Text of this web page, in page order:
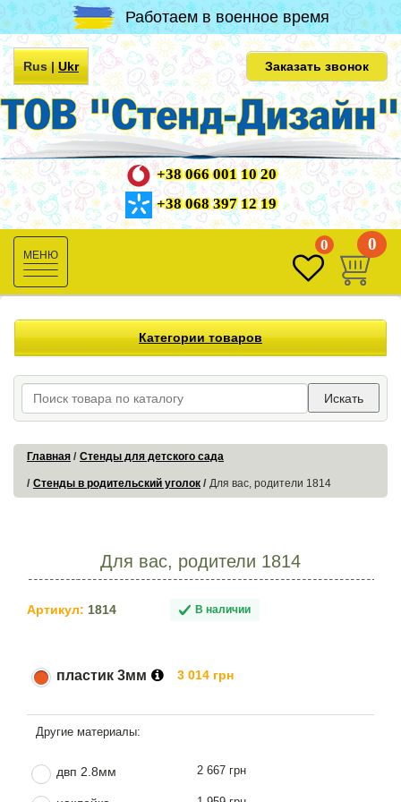
Работаем в военное время
Rus|Ukr Заказать звонок
+38 066 001 10 20
+38 068 397 12 19
Toggle
navigation
0 0
Категории товаров
Искать
Главная Стенды для детского сада
Стенды в родительский уголок Для вас, родители 1814
Для вас, родители 1814
Артикул: 1814 В наличии
пластик 3мм 3 014 грн
двп 2.8мм 2 667 грн